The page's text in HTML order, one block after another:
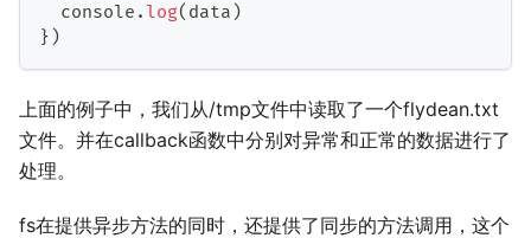
  console
. log( data )
} )
上面的例子中，我们从/tmp文件中读取了一个flydean.txt
文件。并在callback函数中分别对异常和正常的数据进行了
处理。
fs在提供异步方法的同时，还提供了同步的方法调用，这个